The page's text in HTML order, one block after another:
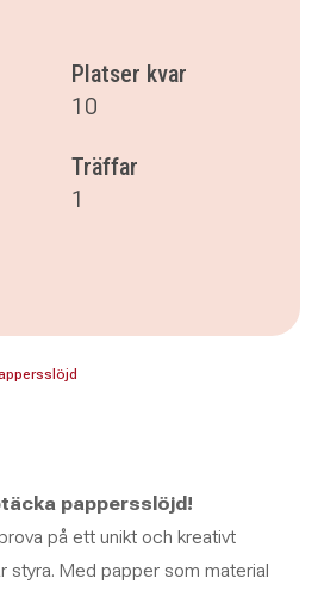
Platser kvar
10
Träffar
1
till Prova på - Pappersslöjd
pappersslöjd!
på ett unikt och kreativt
styra. Med papper som material